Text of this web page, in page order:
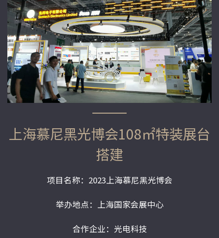
上海慕尼黑光博会108㎡特装展台
搭建
项目名称：2023上海慕尼黑光博会
举办地点：上海国家会展中心
合作企业：光电科技